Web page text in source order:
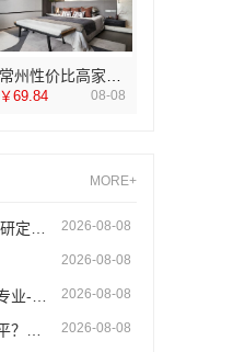
￥69.84 08-08
MORE+
2026-08-08
2026-08-08
2026-08-08
2026-08-08